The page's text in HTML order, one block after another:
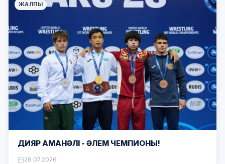
ЖАЛПЫ
ДИЯР АМАНӘЛІ – ӘЛЕМ ЧЕМПИОНЫ!
28.07.2026